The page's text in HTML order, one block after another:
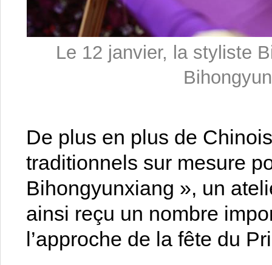
Le 12 janvier, la styliste
De plus en plus de
traditionnels sur mesure
Bihongyunxiang », un
ainsi reçu un nombre
l’approche de la fête du